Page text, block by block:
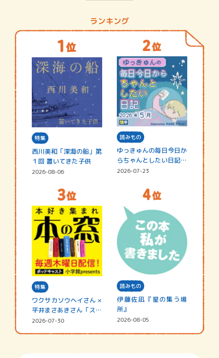
ランキング
特集
西川美和「深海の船」第
１回 置いてきた子供
2026-08-06
読みもの
ゆっきゅんの毎日今日か
らちゃんとしたい日記
☆202…
2026-07-23
特集
ワクサカソウヘイさん ×
平井まさあきさん「スペ
シャ…
2026-07-30
読みもの
伊藤佐凪『星の集う場
所』
2026-08-05